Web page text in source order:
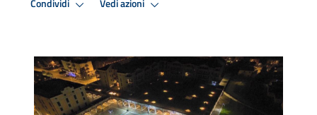
Condividi Vedi azioni